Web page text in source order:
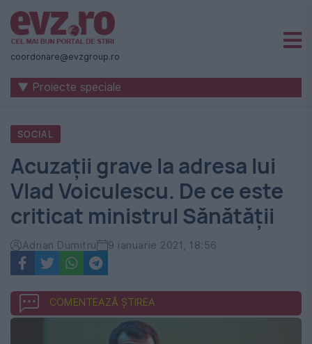
Știri
naționale
internaționale
România
-
Evenimentul
Zilei
coordonare@evzgroup.ro
▼ Proiecte speciale
SOCIAL
Acuzații grave la adresa lui
Vlad Voiculescu. De ce este
criticat ministrul Sănătății
Adrian Dumitru 9 ianuarie 2021, 18:56
COMENTEAZĂ ȘTIREA